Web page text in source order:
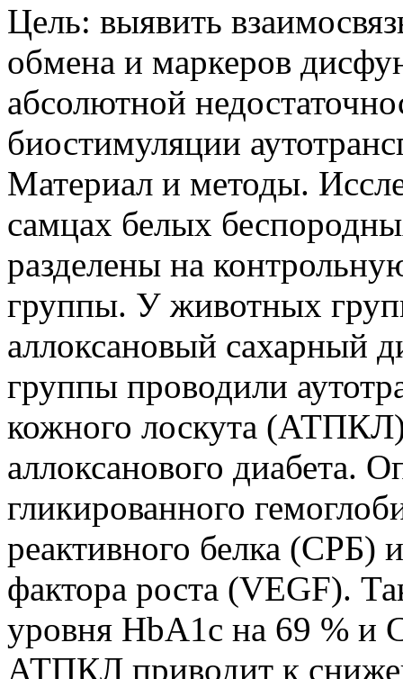
Цель: выявить
обмена и маркеров
абсолютной
биостимуляции
Материал и методы.
самцах белых
разделены на
группы. У животных
аллоксановый сахарный
группы проводили
кожного лоскута
аллоксанового диабета.
гликированного
реактивного белка (СРБ)
фактора роста (VEGF).
уровня HbA1c на 69 % и
АТПКЛ приводит к